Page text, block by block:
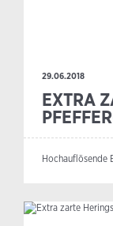
29.06.2018
EXTRA
Hochauflösende